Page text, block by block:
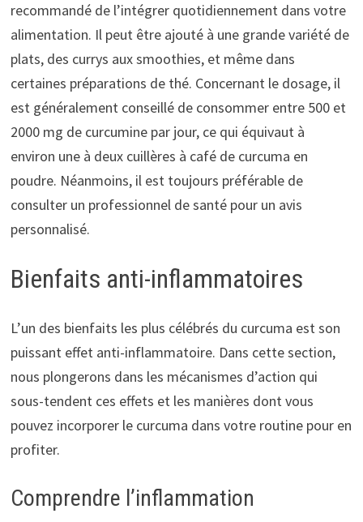
recommandé de l’intégrer quotidiennement dans votre
alimentation. Il peut être ajouté à une grande variété de
plats, des currys aux smoothies, et même dans
certaines préparations de thé. Concernant le dosage, il
est généralement conseillé de consommer entre 500 et
2000 mg de curcumine par jour, ce qui équivaut à
environ une à deux cuillères à café de curcuma en
poudre. Néanmoins, il est toujours préférable de
consulter un professionnel de santé pour un avis
personnalisé.
Bienfaits anti-inflammatoires
L’un des bienfaits les plus célébrés du curcuma est son
puissant effet anti-inflammatoire. Dans cette section,
nous plongerons dans les mécanismes d’action qui
sous-tendent ces effets et les manières dont vous
pouvez incorporer le curcuma dans votre routine pour en
profiter.
Comprendre l’inflammation